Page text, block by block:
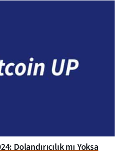
Dolandırıcılık mı Yoksa